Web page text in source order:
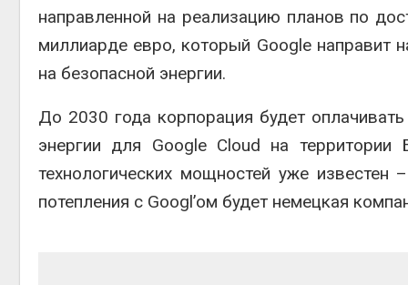
направленной на реализацию планов по
миллиарде евро, который Google направит
на безопасной энергии.
До 2030 года корпорация будет
энергии для Google Cloud на
технологических мощностей уже известен
потепления с Googl’ом будет немецкая
Авг 7,